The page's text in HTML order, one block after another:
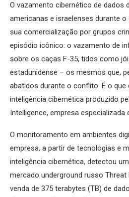
O vazamento cibernético de dados
americanas e israelenses durante
sua comercialização por grupos
episódio icônico: o vazamento de
sobre os caças F-35, tidos como
estadunidense – os mesmos que,
abatidos durante o conflito. É o
inteligência cibernética produzido
Intelligence, empresa especializada
O monitoramento em ambientes
empresa, a partir de tecnologias e
inteligência cibernética, detectou
mercado underground russo Threat
venda de 375 terabytes (TB) de